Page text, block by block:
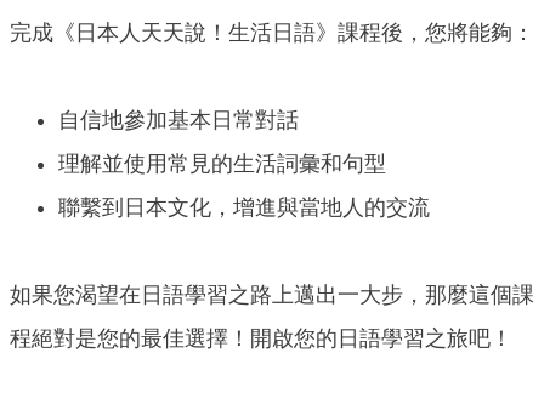
完成《日本人天天說！生活日語》課程後，您將能夠：
自信地參加基本日常對話
理解並使用常見的生活詞彙和句型
聯繫到日本文化，增進與當地人的交流
如果您渴望在日語學習之路上邁出一大步，那麼這個課
程絕對是您的最佳選擇！開啟您的日語學習之旅吧！